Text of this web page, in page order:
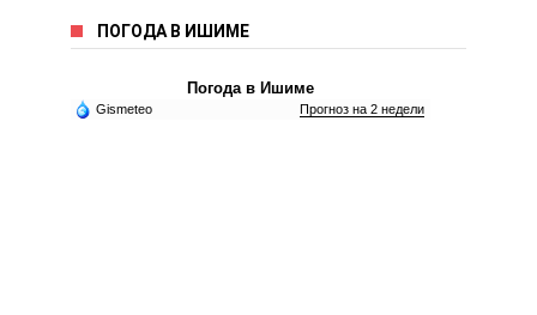
ПОГОДА В ИШИМЕ
Погода в Ишиме
Gismeteo Прогноз на 2 недели